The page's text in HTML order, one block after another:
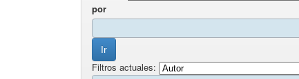
por
Filtros actuales: